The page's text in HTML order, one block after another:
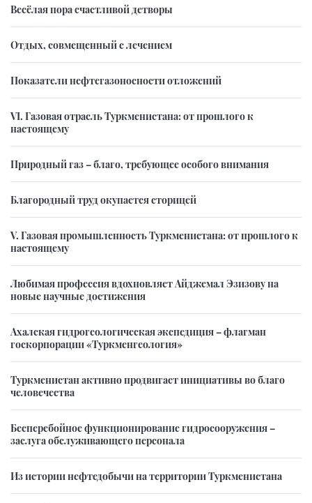
Весёлая пора счастливой детворы
Отдых, совмещенный с лечением
Показатели нефтегазоносности отложений
VI. Газовая отрасль Туркменистана: от прошлого к
настоящему
Природный газ – благо, требующее особого внимания
Благородный труд окупается сторицей
V. Газовая промышленность Туркменистана: от прошлого к
настоящему
Любимая профессия вдохновляет Айджемал Эзизову на
новые научные достижения
Ахалская гидрогеологическая экспедиция – флагман
госкорпорации «Туркменгеология»
Туркменистан активно продвигает инициативы во благо
человечества
Бесперебойное функционирование гидросооружения –
заслуга обслуживающего персонала
Из истории нефтедобычи на территории Туркменистана